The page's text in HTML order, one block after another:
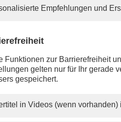
Empfehlungen und
Funktionen zur Barrierefreiheit
gelten nur für Ihr gerade
gespeichert.
in Videos (wenn vorhanden)